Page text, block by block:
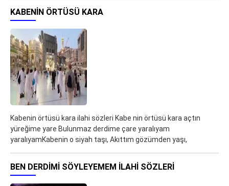
KABENIN ÖRTÜSÜ KARA
Kabenin örtüsü kara ilahi sözleri Kabe nin örtüsü kara açtın
yüreğime yare Bulunmaz derdime çare yaralıyam
yaralıyamKabenin o siyah taşı, Akıttım gözümden yaşı,
BEN DERDIMI SÖYLEYEMEM ILAHI SÖZLERI